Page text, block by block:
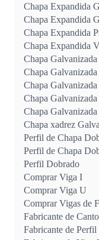
Chapa Expandida
Chapa Expandida
Chapa Expandida
Chapa Expandida
Chapa Galvanizada
Chapa
Chapa Galvanizada
Chapa Galvanizada
Chapa
Chapa xadrez
Perfil de Chapa
Perfil de Chapa
Perfil Dobrado
Comprar Viga I
Comprar Viga U
Comprar Vigas de
Fabricante de
Fabricante de